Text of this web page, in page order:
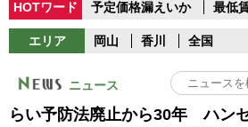
HOTワード 予定価格漏えいか 最低
エリア 岡山 香川 全国
ニュース
らい予防法廃止から30年 ハン